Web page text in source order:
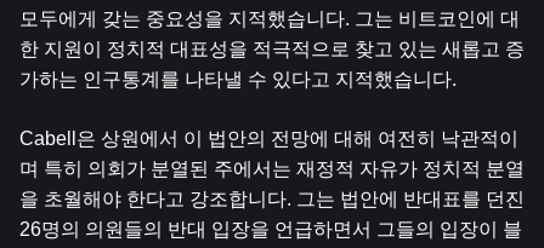
모두에게 갖는 중요성을 지적했습니다. 그는 비트코인에 대
한 지원이 정치적 대표성을 적극적으로 찾고 있는 새롭고 증
가하는 인구통계를 나타낼 수 있다고 지적했습니다.
Cabell은 상원에서 이 법안의 전망에 대해 여전히 낙관적이
며 특히 의회가 분열된 주에서는 재정적 자유가 정치적 분열
을 초월해야 한다고 강조합니다. 그는 법안에 반대표를 던진
26명의 의원들의 반대 입장을 언급하면서 그들의 입장이 블